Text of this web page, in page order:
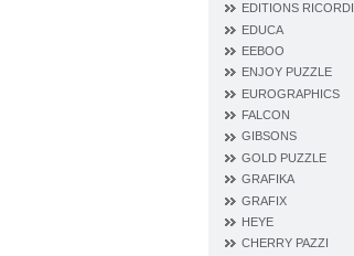
EDITIONS RICORDI
EDUCA
EEBOO
ENJOY PUZZLE
EUROGRAPHICS
FALCON
GIBSONS
GOLD PUZZLE
GRAFIKA
GRAFIX
HEYE
CHERRY PAZZI